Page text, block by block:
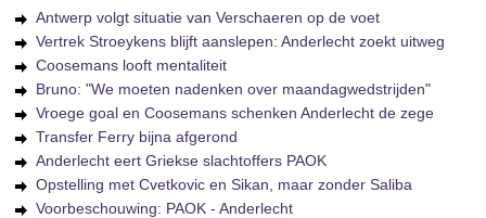
Antwerp volgt situatie van Verschaeren op de voet
Vertrek Stroeykens blijft aanslepen: Anderlecht zoekt uitweg
Coosemans looft mentaliteit
Bruno: "We moeten nadenken over maandagwedstrijden"
Vroege goal en Coosemans schenken Anderlecht de zege
Transfer Ferry bijna afgerond
Anderlecht eert Griekse slachtoffers PAOK
Opstelling met Cvetkovic en Sikan, maar zonder Saliba
Voorbeschouwing: PAOK - Anderlecht